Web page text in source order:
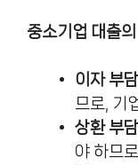
중소기업 대출
이자 부
므로, 기
상환 부
야 하므